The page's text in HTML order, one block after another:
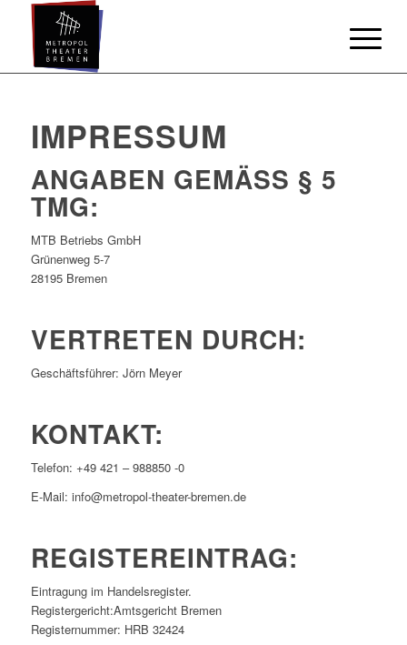
IMPRESSUM
ANGABEN GEMÄSS § 5 T
MG:
MTB Betriebs GmbH
Grünenweg 5-7
28195 Bremen
VERTRETEN DURCH:
Geschäftsführer: Jörn Meyer
KONTAKT:
Telefon: +49 421 – 988850 -0
E-Mail: info@metropol-theater-bremen.de
REGISTEREINTRAG:
Eintragung im Handelsregister.
Registergericht:Amtsgericht Bremen
Registernummer: HRB 32424